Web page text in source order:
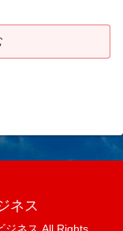
ネス
ジネス All Rights